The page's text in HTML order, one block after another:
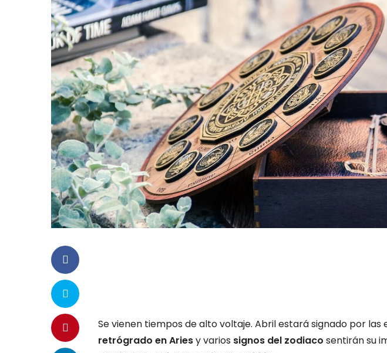
Se vienen tiempos de alto voltaje. Abril estará signado por las
retrógrado en Ariesy varios signos del zodiaco sentirán su